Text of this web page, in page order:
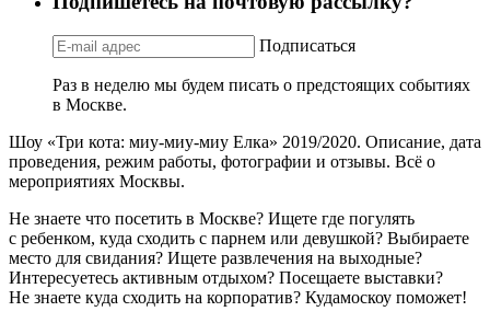
Подписаться
Раз в неделю мы будем писать о предстоящих событиях
в Москве.
Шоу «Три кота: миу-миу-миу Елка» 2019/2020. Описание, дата
проведения, режим работы, фотографии и отзывы. Всё о
мероприятиях Москвы.
Не знаете что посетить в Москве? Ищете где погулять
с ребенком, куда сходить с парнем или девушкой? Выбираете
место для свидания? Ищете развлечения на выходные?
Интересуетесь активным отдыхом? Посещаете выставки?
Не знаете куда сходить на корпоратив? Кудамоскоу поможет!